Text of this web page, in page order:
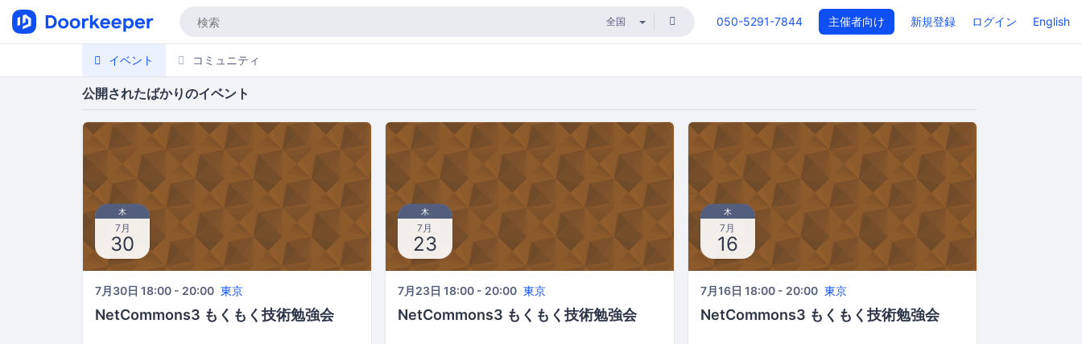
050-5291-7844 主催者向け 新規登録 ログイン English
イベント コミュニティ
公開されたばかりのイベント
木
7月
30
7月30日 18:00 - 20:00 東京
NetCommons3 もくもく技術勉強会
木
7月
23
7月23日 18:00 - 20:00 東京
NetCommons3 もくもく技術勉強会
木
7月
16
7月16日 18:00 - 20:00 東京
NetCommons3 もくもく技術勉強会